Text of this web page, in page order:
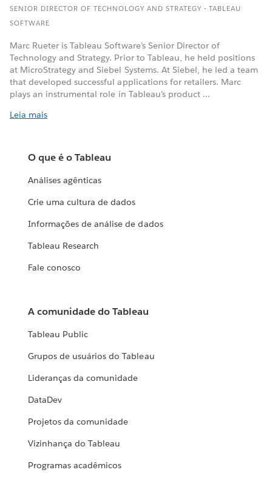
SENIOR DIRECTOR OF TECHNOLOGY AND STRATEGY - TABLEAU
SOFTWARE
Marc Rueter is Tableau Software’s Senior Director of
Technology and Strategy. Prior to Tableau, he held positions
at MicroStrategy and Siebel Systems. At Siebel, he led a team
that developed successful applications for retailers. Marc
plays an instrumental role in Tableau’s product ...
Leia mais
O que é o Tableau
Análises agênticas
Crie uma cultura de dados
Informações de análise de dados
Tableau Research
Fale conosco
A comunidade do Tableau
Tableau Public
Grupos de usuários do Tableau
Lideranças da comunidade
DataDev
Projetos da comunidade
Vizinhança do Tableau
Programas acadêmicos